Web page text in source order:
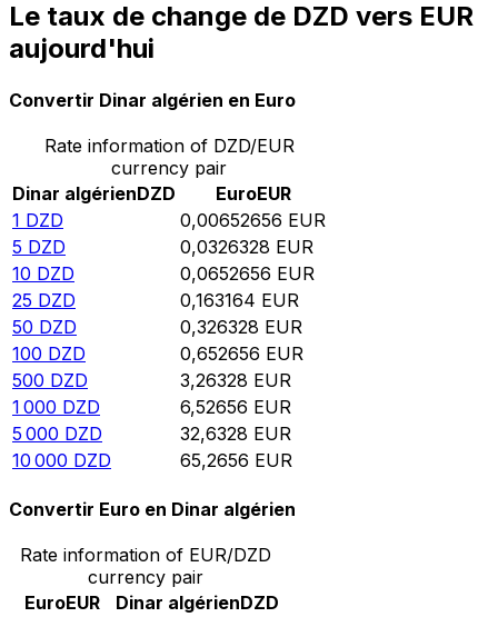
Le taux de change de DZD vers EUR
aujourd'hui
Convertir Dinar algérien en Euro
Rate information of DZD/EUR
currency pair
Dinar algérienDZD EuroEUR
1 DZD 0,00652656 EUR
5 DZD 0,0326328 EUR
10 DZD 0,0652656 EUR
25 DZD 0,163164 EUR
50 DZD 0,326328 EUR
100 DZD 0,652656 EUR
500 DZD 3,26328 EUR
1 000 DZD 6,52656 EUR
5 000 DZD 32,6328 EUR
10 000 DZD 65,2656 EUR
Convertir Euro en Dinar algérien
Rate information of EUR/DZD
currency pair
EuroEUR Dinar algérienDZD